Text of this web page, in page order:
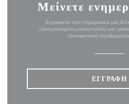
Μείνετε
Εγγραφείτε στο ενημερωτικό μας
εξατομικευμένες επικοινωνίες και
ηλεκτρονικού
ΕΓΓΡΑΦΉ